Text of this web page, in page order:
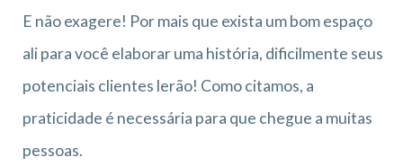
E não exagere! Por mais que exista um bom espaço
ali para você elaborar uma história, dificilmente seus
potenciais clientes lerão! Como citamos, a
praticidade é necessária para que chegue a muitas
pessoas.